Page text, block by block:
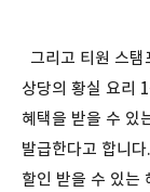
그리고 티원 스
상당의 황실 요리
혜택을 받을 수 있
발급한다고 합니
할인 받을 수 있는